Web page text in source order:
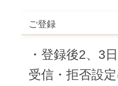
ご登録
・登録後2、3
受信・拒否設